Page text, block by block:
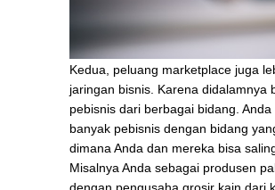
Kedua, peluang marketplace juga
jaringan bisnis. Karena didalamnya
pebisnis dari berbagai bidang.
banyak pebisnis dengan bidang
dimana Anda dan mereka bisa
Misalnya Anda sebagai produsen